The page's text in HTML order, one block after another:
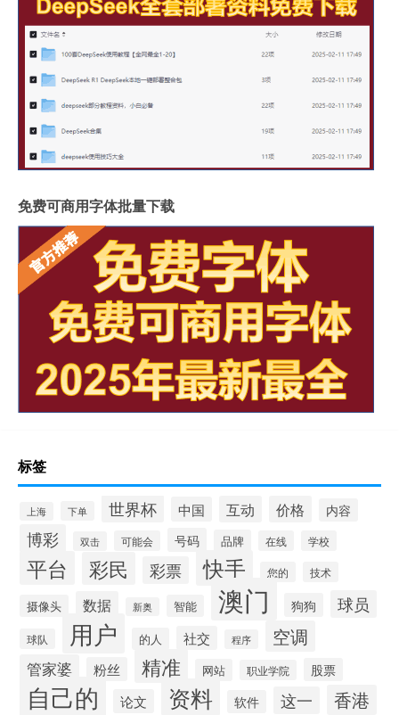
免费可商用字体批量下载
标签
上海 下单 世界杯 中国 互动 价格 内容
博彩 双击 可能会 号码 品牌 在线 学校
平台 彩民 彩票 快手 您的 技术
摄像头 数据 新奥 智能 澳门 狗狗 球员
球队 用户 的人 社交 程序 空调
管家婆 粉丝 精准 网站 职业学院 股票
自己的 论文 资料 软件 这一 香港